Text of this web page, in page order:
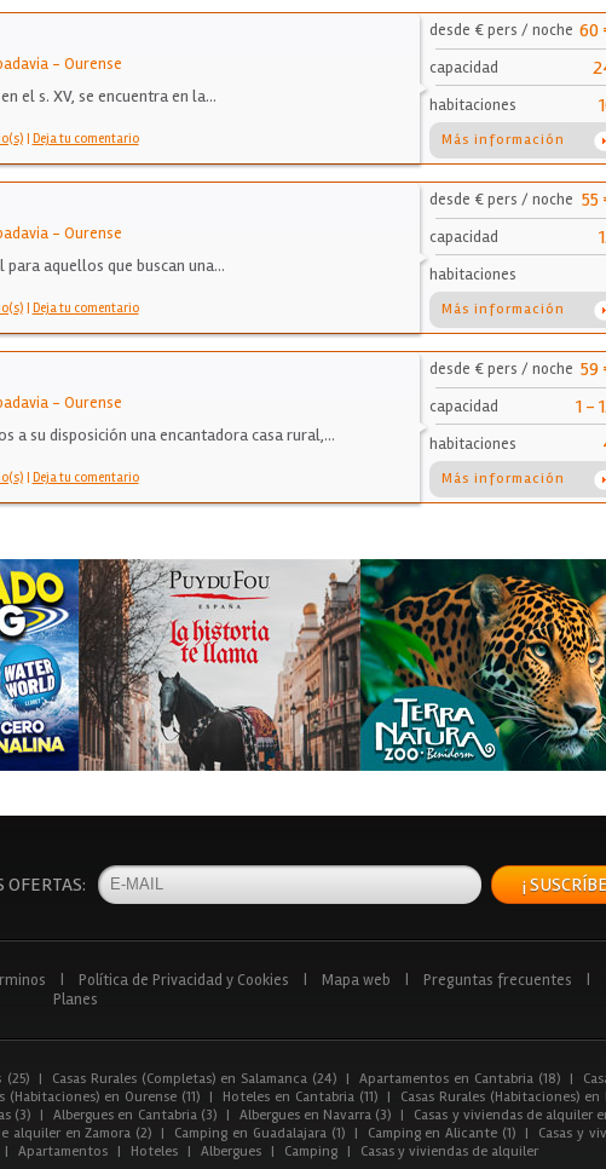
- Ourense
el s. XV, se encuentra en la…
| Deja tu comentario
desde € pers / noche 60
capacidad
habitaciones
Más información
- Ourense
aquellos que buscan una…
| Deja tu comentario
desde € pers / noche 55
capacidad
habitaciones
Más información
- Ourense
a su disposición una encantadora casa rural,…
| Deja tu comentario
desde € pers / noche 59
capacidad 1 -
habitaciones
Más información
OFERTAS: ¡
Política de Privacidad y Cookies Mapa web Preguntas frecuentes
Planes
(25) | Casas Rurales (Completas) en Salamanca (24) | Apartamentos en Cantabria (18) |
(Habitaciones) en Ourense (11) | Hoteles en Cantabria (11) |
Casas Rurales (Habitaciones) en
(3) | Albergues en Cantabria (3) | Albergues en Navarra (3) |
Casas y viviendas de alquiler
alquiler en Zamora (2) | Camping en Guadalajara (1) | Camping en Alicante (1) |
Casas y
| Apartamentos | Hoteles | Albergues | Camping | Casas y viviendas de alquiler